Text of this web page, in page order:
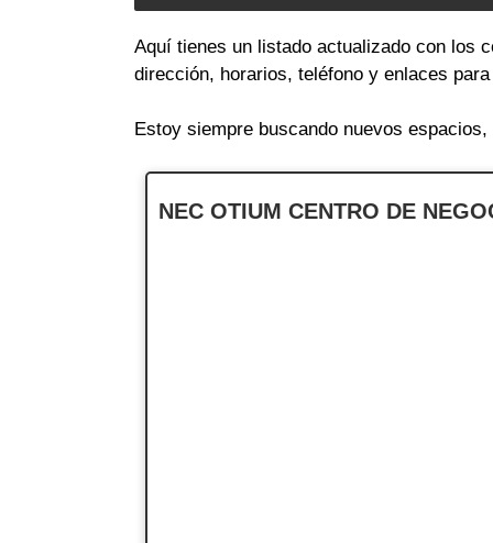
Aquí tienes un listado actualizado con los
dirección, horarios, teléfono y enlaces
Estoy siempre buscando nuevos
NEC OTIUM CENTRO DE